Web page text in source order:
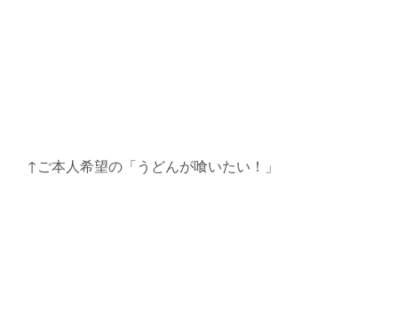
↑ご本人希望の「うどんが喰いたい！」